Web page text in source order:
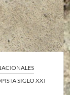
SIGLO XXI